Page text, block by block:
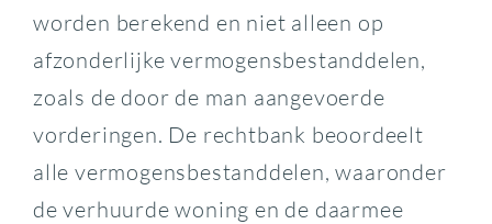
worden berekend en niet alleen op
afzonderlijke vermogensbestanddelen,
zoals de door de man aangevoerde
vorderingen. De rechtbank beoordeelt
alle vermogensbestanddelen, waaronder
de verhuurde woning en de daarmee